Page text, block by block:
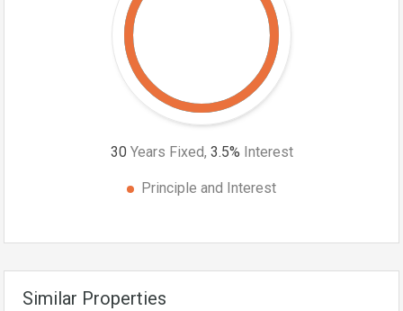
30 Years Fixed, 3.5% Interest
Principle and Interest
Similar Properties